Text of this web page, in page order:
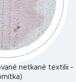
netkané textilii -